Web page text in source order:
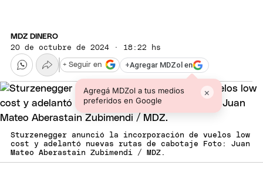
MDZ DINERO
20 de octubre de 2024 · 18:22 hs
+Agregar MDZol en
Agregá MDZol a tus medios
preferidos en Google
×
+ Seguir en
Sturzenegger anunció la incorporación de vuelos low
cost y adelantó nuevas rutas de cabotaje Foto: Juan
Mateo Aberastain Zubimendi / MDZ.